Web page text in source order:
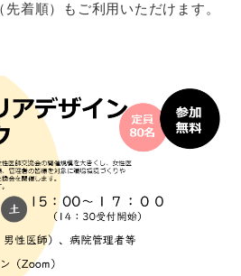
着順）もご利用いただけます。